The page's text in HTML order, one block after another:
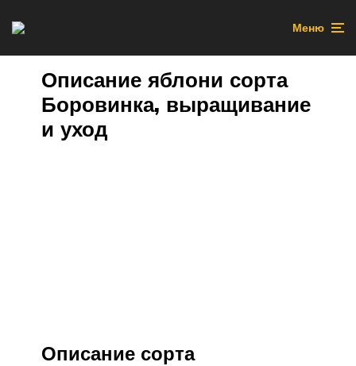
Меню
Описание яблони сорта
Боровинка, выращивание
и уход
Описание сорта